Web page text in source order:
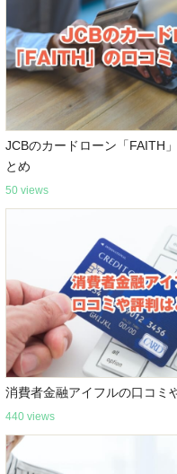
JCBのカードローン「FAITH
とめ
50 views
消費者金融アイフルの口コミ
440 views